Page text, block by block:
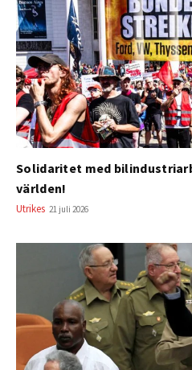
Solidaritet med
världen!
Utrikes 21 juli 2026